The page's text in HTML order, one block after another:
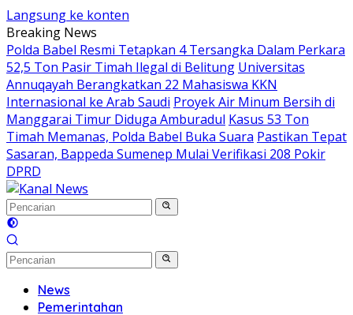
Langsung ke konten
Breaking News
Polda Babel Resmi Tetapkan 4 Tersangka Dalam Perkara
52,5 Ton Pasir Timah Ilegal di Belitung Universitas
Annuqayah Berangkatkan 22 Mahasiswa KKN
Internasional ke Arab Saudi Proyek Air Minum Bersih di
Manggarai Timur Diduga Amburadul Kasus 53 Ton
Timah Memanas, Polda Babel Buka Suara Pastikan Tepat
Sasaran, Bappeda Sumenep Mulai Verifikasi 208 Pokir
DPRD
News
Pemerintahan